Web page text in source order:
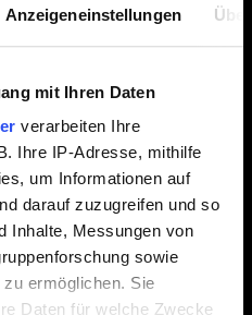
Anzeigeneinstellungen
mit Ihren Daten
verarbeiten Ihre
Ihre IP-Adresse, mithilfe
um Informationen auf
darauf zuzugreifen und so
Inhalte, Messungen von
sowie
ermöglichen. Sie
Daten für welche Zwecke
0/20
Datei anhängen, z.B. bei
Limit: 12 MB.